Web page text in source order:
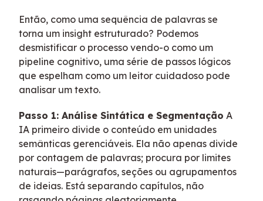
Então, como uma sequência de palavras se
torna um insight estruturado? Podemos
desmistificar o processo vendo-o como um
pipeline cognitivo, uma série de passos lógicos
que espelham como um leitor cuidadoso pode
analisar um texto.
Passo 1: Análise Sintática e Segmentação A
IA primeiro divide o conteúdo em unidades
semânticas gerenciáveis. Ela não apenas divide
por contagem de palavras; procura por limites
naturais—parágrafos, seções ou agrupamentos
de ideias. Está separando capítulos, não